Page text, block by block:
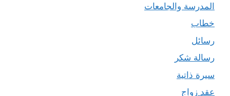
المدرسة والجامعات
خطاب
رسائل
رسالة شكر
سيرة ذاتية
عقد زواج